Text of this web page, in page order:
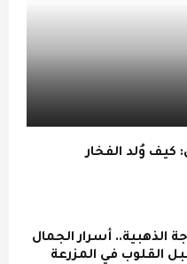
كيف وُلد الفخار
الذهبية.. أسرار الجمال
القلوب في المزرعة